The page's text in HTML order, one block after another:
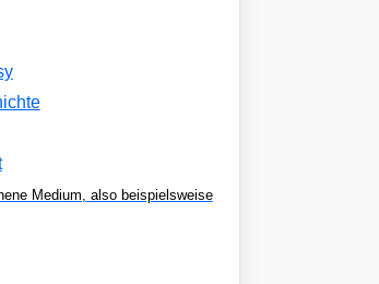
Medium, also beispielsweise